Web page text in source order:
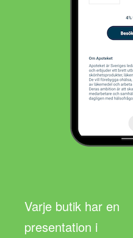
Varje butik har en
presentation i